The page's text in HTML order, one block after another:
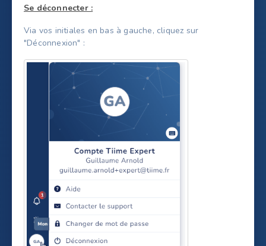
Se déconnecter :
Via vos initiales en bas à gauche, cliquez sur
"Déconnexion" :